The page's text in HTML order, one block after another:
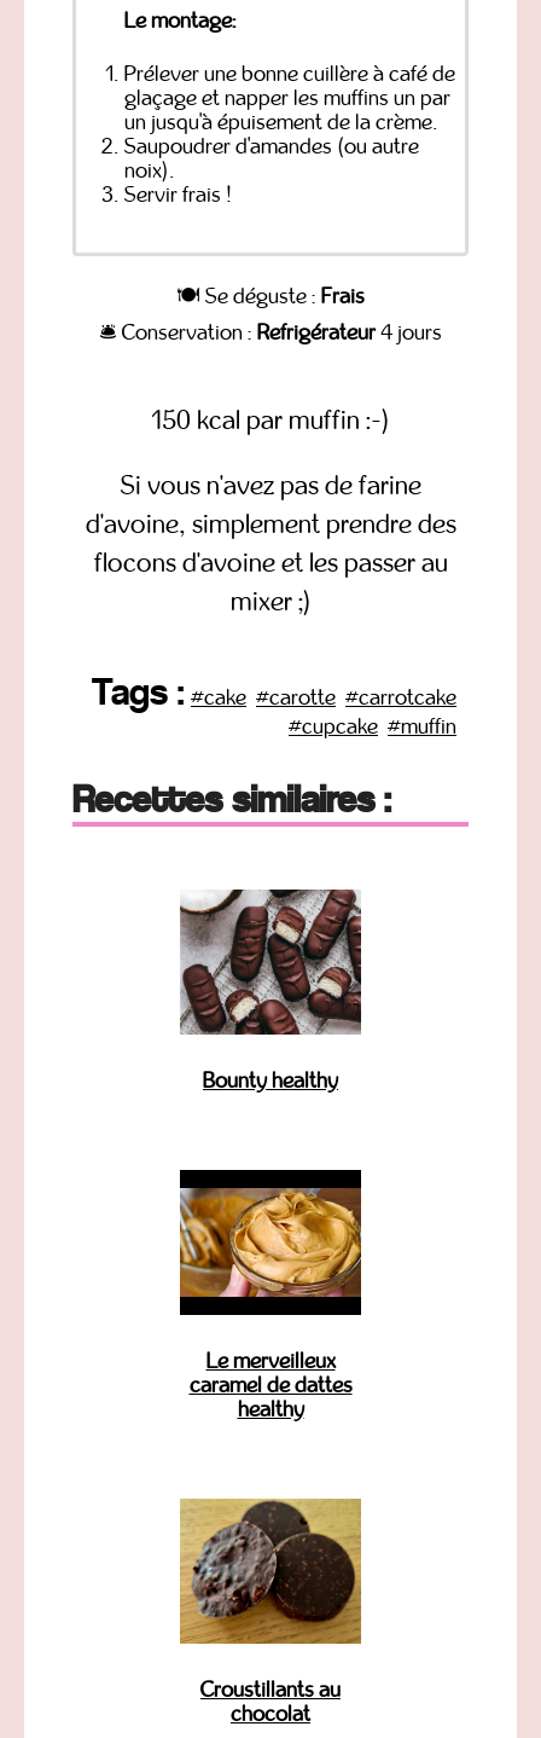
Le montage:
Prélever une bonne cuillère à café de
glaçage et napper les muffins un par
un jusqu'à épuisement de la crème.
Saupoudrer d'amandes (ou autre
noix).
Servir frais !
🍽️ Se déguste : Frais
🛎️ Conservation : Refrigérateur4 jours
150 kcal par muffin :-)
Si vous n'avez pas de farine
d'avoine, simplement prendre des
flocons d'avoine et les passer au
mixer ;)
Tags : #cake #carotte #carrotcake
#cupcake #muffin
Recettes similaires :
Bounty healthy
Le merveilleux
caramel de dattes
healthy
Croustillants au
chocolat